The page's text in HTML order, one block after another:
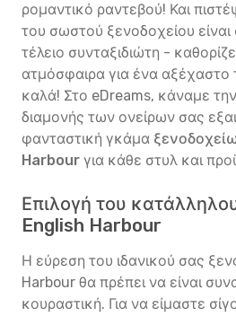
ρομαντικό ραντεβού! Και
του σωστού ξενοδοχείου
τέλειο συνταξιδιώτη -
ατμόσφαιρα για ένα αξέχαστο
καλά! Στο eDreams, κάναμε
διαμονής των ονείρων σας
φανταστική γκάμα
Harbour για κάθε στυλ και
Επιλογή του
English Harbour
Η εύρεση του ιδανικού σας
Harbour θα πρέπει να είναι
κουραστική. Για να είμαστε